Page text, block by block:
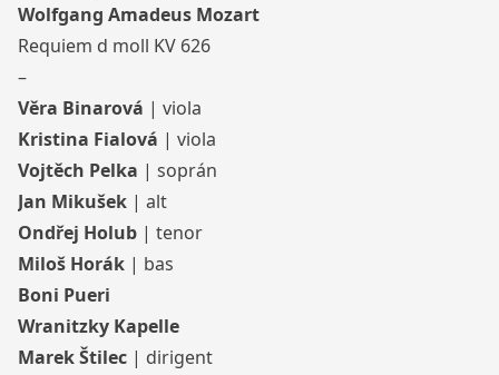
Wolfgang Amadeus Mozart
Requiem d moll KV 626
–
Věra Binarová | viola
Kristina Fialová | viola
Vojtěch Pelka | soprán
Jan Mikušek | alt
Ondřej Holub | tenor
Miloš Horák | bas
Boni Pueri
Wranitzky Kapelle
Marek Štilec | dirigent